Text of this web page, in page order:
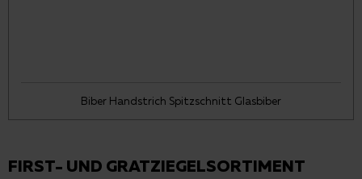
Biber Handstrich Spitzschnitt Glasbiber
FIRST- UND GRATZIEGELSORTIMENT